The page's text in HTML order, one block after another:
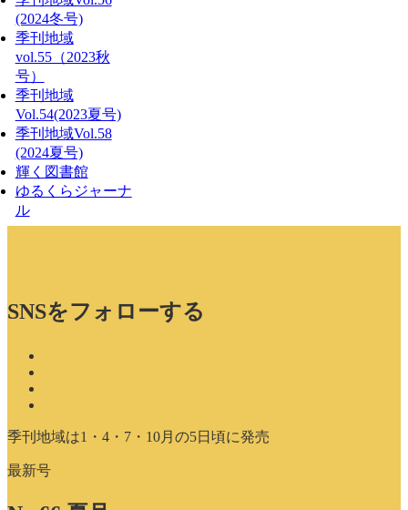
(2024冬号)
季刊地域
vol.55（2023秋
号）
季刊地域
Vol.54(2023夏号)
季刊地域Vol.58
(2024夏号)
輝く図書館
ゆるくらジャーナ
ル
SNSをフォローする
季刊地域は1・4・7・10月の5日頃に発売
最新号